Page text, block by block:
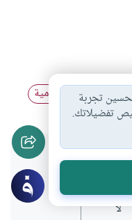
الفلسفة الإسلامية
لا
تجربة
تفضيلاتك.